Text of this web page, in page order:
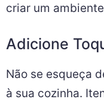
criar um
Adicione
Não se esqueça
à sua cozinha.